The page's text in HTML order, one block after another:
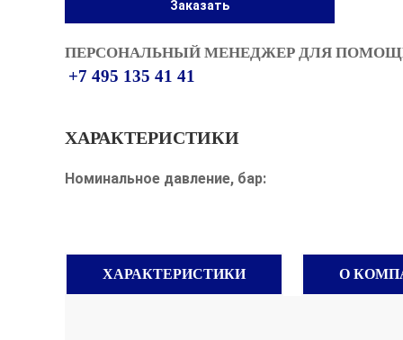
Заказать
ПЕРСОНАЛЬНЫЙ МЕНЕДЖЕР ДЛЯ
+7 495 135 41 41
ХАРАКТЕРИСТИКИ
Номинальное давление, бар:
ХАРАКТЕРИСТИКИ О